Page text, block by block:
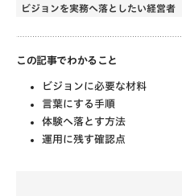
ビジョンを実務へ落としたい経営者
この記事でわかること
ビジョンに必要な材料
言葉にする手順
体験へ落とす方法
運用に残す確認点